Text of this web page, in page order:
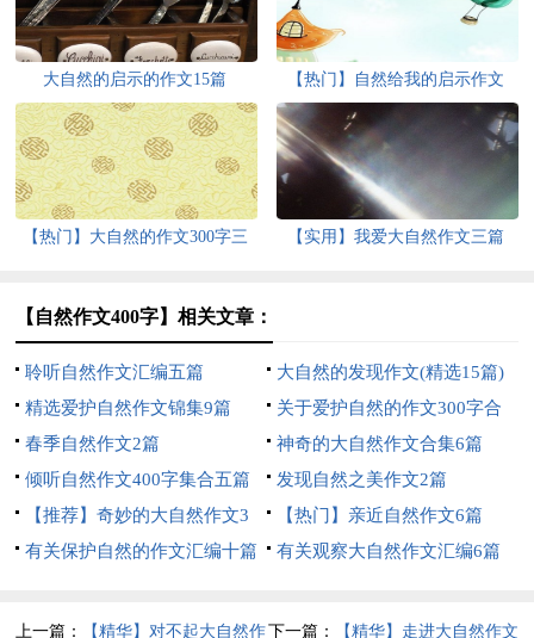
大自然的启示的作文15篇 【热门】自然给我的启示作文
【热门】大自然的作文300字三
【实用】我爱大自然作文三篇
【自然作文400字】相关文章：
聆听自然作文汇编五篇
大自然的发现作文(精选15篇)
精选爱护自然作文锦集9篇
关于爱护自然的作文300字合
集五篇
春季自然作文2篇
神奇的大自然作文合集6篇
倾听自然作文400字集合五篇
发现自然之美作文2篇
【推荐】奇妙的大自然作文3
篇
【热门】亲近自然作文6篇
有关保护自然的作文汇编十篇
有关观察大自然作文汇编6篇
上一篇： 【精华】对不起大自然作下一篇： 【精华】走进大自然作文